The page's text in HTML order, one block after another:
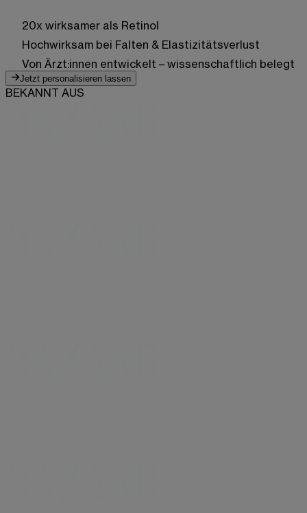
20x wirksamer als Retinol
Hochwirksam bei Falten & Elastizitätsverlust
Von Ärzt:innen entwickelt – wissenschaftlich belegt
Jetzt personalisieren lassen
BEKANNT AUS